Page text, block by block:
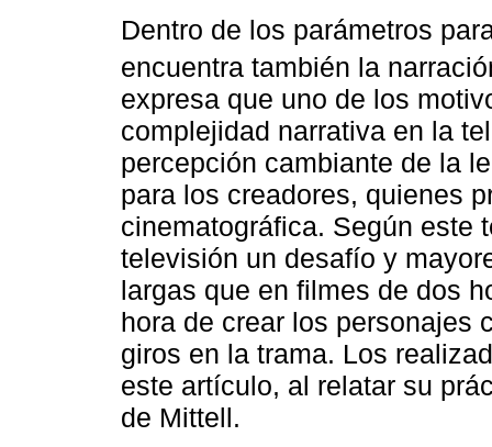
Dentro de los parámetros
encuentra también la
expresa que uno de los
complejidad narrativa en la
percepción cambiante de la
para los creadores, quienes
cinematográfica. Según este
televisión un desafío y
largas que en filmes de dos
hora de crear los personajes
giros en la trama. Los
este artículo, al relatar su
de Mittell.